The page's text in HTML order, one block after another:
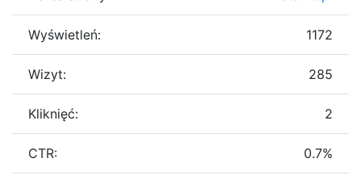
Wyświetleń: 1172
Wizyt: 285
Kliknięć: 2
CTR: 0.7%